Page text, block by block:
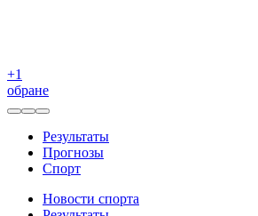
+1
обране
Результаты
Прогнозы
Спорт
Новости спорта